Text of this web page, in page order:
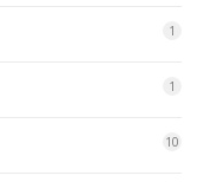
1
1
10